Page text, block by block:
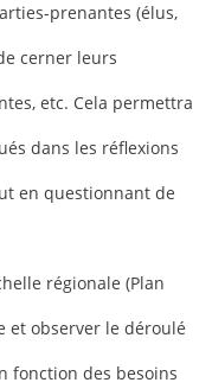
prenantes (élus,
cerner leurs
etc. Cela permettra
dans les réflexions
en questionnant de
régionale (Plan
et observer le déroulé
fonction des besoins